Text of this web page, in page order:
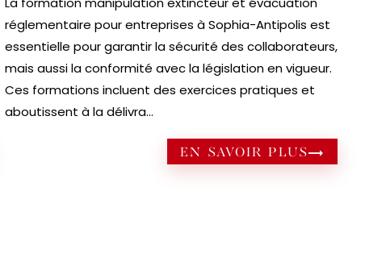
réglementaire pour entreprises à Sophia-Antipolis est
essentielle pour garantir la sécurité des collaborateurs,
mais aussi la conformité avec la législation en vigueur.
Ces formations incluent des exercices pratiques et
aboutissent à la délivra...
EN SAVOIR PLUS